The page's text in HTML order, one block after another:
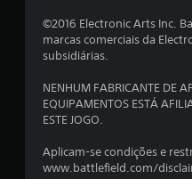
©2016 Electronic Arts Inc.
marcas comerciais da
subsidiárias.
NENHUM FABRICANTE DE
EQUIPAMENTOS ESTÁ
ESTE JOGO.
Aplicam-se condições e
www.battlefield.com/